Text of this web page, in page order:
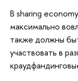
В sharing
максимально
также должны
участвовать в